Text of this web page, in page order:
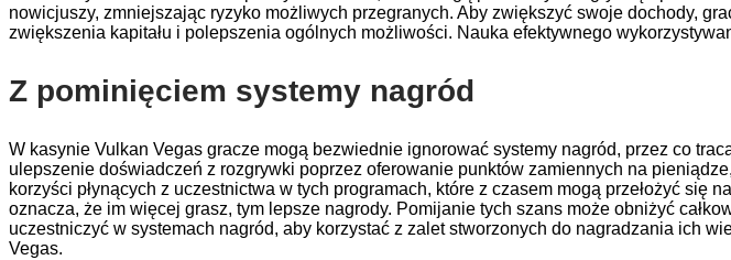
nowicjuszy, zmniejszając ryzyko możliwych przegranych. Aby zwiększyć swoje dochody,
zwiększenia kapitału i polepszenia ogólnych możliwości. Nauka efektywnego
Z pominięciem systemy nagród
W kasynie Vulkan Vegas gracze mogą bezwiednie ignorować systemy nagród, przez co
ulepszenie doświadczeń z rozgrywki poprzez oferowanie punktów zamiennych na
korzyści płynących z uczestnictwa w tych programach, które z czasem mogą przełożyć
oznacza, że im więcej grasz, tym lepsze nagrody. Pomijanie tych szans może obniżyć
uczestniczyć w systemach nagród, aby korzystać z zalet stworzonych do nagradzania ich
Vegas.